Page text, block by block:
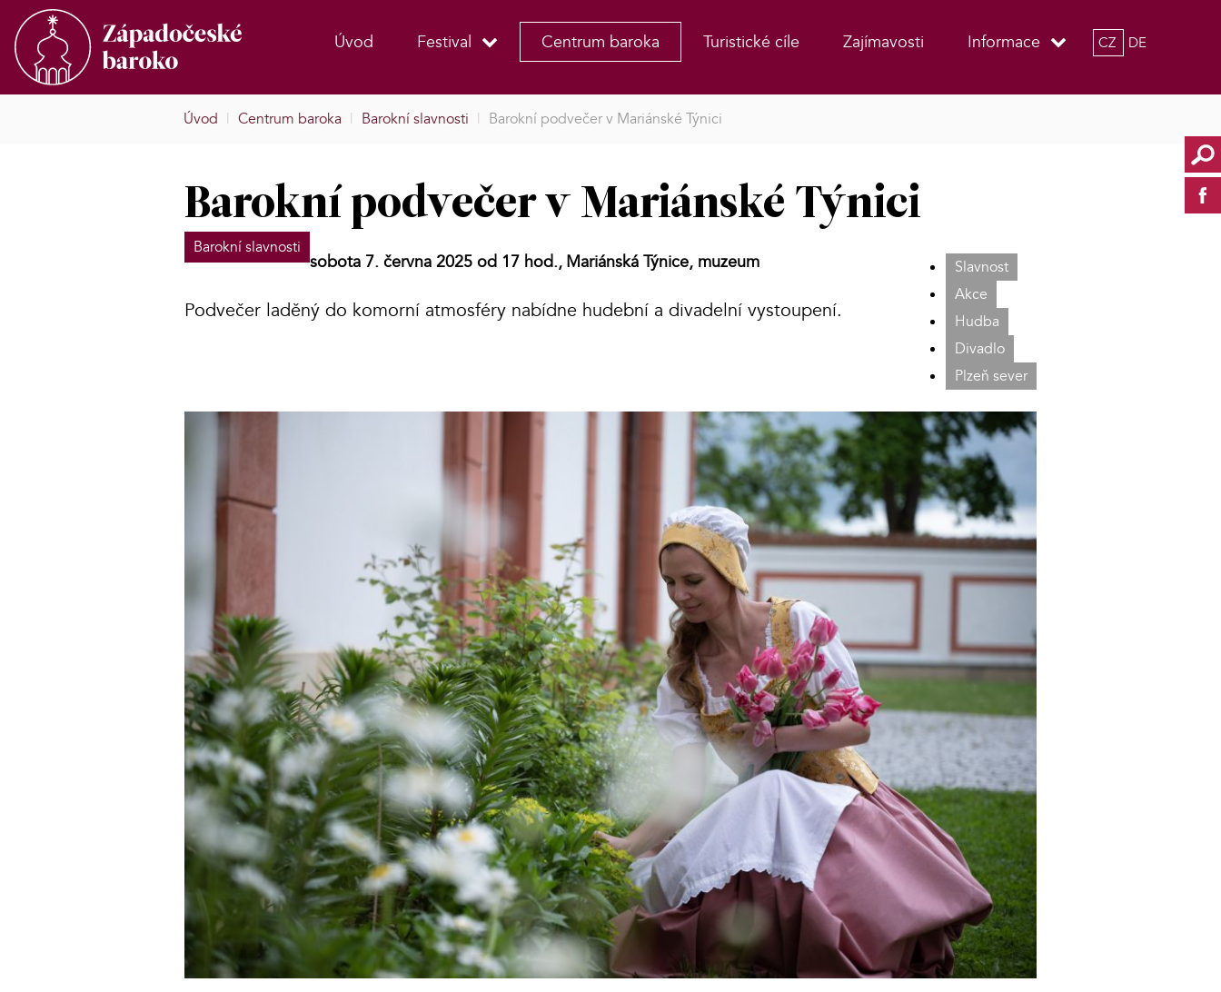
Úvod Festival Centrum baroka Turistické cíle Zajímavosti Informace CZ DE
Úvod | Centrum baroka | Barokní slavnosti | Barokní podvečer v Mariánské Týnici
Barokní podvečer v Mariánské Týnici
Barokní slavnosti
Slavnost
Akce
Hudba
Divadlo
Plzeň sever
sobota 7. června 2025 od 17 hod., Mariánská Týnice, muzeum
Podvečer laděný do komorní atmosféry nabídne hudební a divadelní vystoupení.